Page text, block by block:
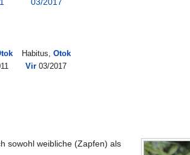
Habitus, Otok
Vir 03/2017
sowohl weibliche (Zapfen) als